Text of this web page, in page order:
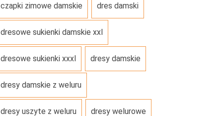
czapki zimowe damskie dres damski
dresowe sukienki damskie xxl
dresowe sukienki xxxl dresy damskie
dresy damskie z weluru
dresy uszyte z weluru dresy welurowe